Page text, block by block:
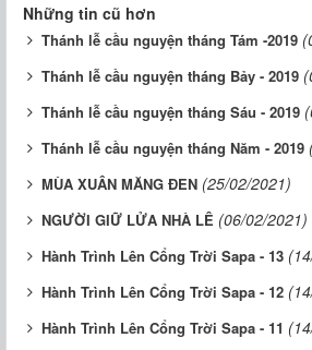
Những tin cũ hơn
Thánh lễ cầu nguyện tháng Tám -2019
Thánh lễ cầu nguyện tháng Bảy - 2019
Thánh lễ cầu nguyện tháng Sáu - 2019
Thánh lễ cầu nguyện tháng Năm - 2019
MÙA XUÂN MĂNG ĐEN (25/02/2021)
NGƯỜI GIỮ LỬA NHÀ LÊ (06/02/2021)
Hành Trình Lên Cổng Trời Sapa - 13
Hành Trình Lên Cổng Trời Sapa - 12
Hành Trình Lên Cổng Trời Sapa - 11